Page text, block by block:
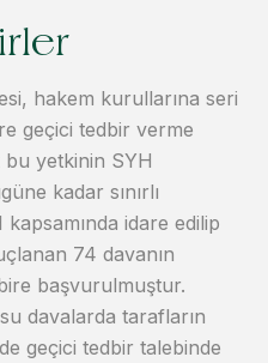
hakem kurullarına seri
geçici tedbir verme
bu yetkinin SYH
kadar sınırlı
kapsamında idare edilip
74 davanın
başvurulmuştur.
davalarda tarafların
geçici tedbir talebinde